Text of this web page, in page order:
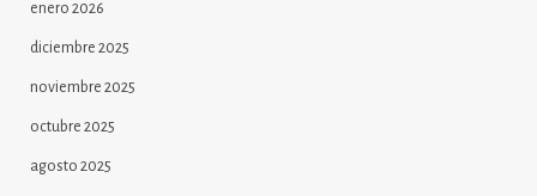
enero 2026
diciembre 2025
noviembre 2025
octubre 2025
agosto 2025